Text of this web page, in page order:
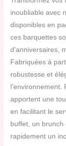
inoubliable avec
disponibles en
ces barquettes
d’anniversaires,
Fabriquées à
robustesse et
apportent une
en facilitant le
buffet, un
rapidement un